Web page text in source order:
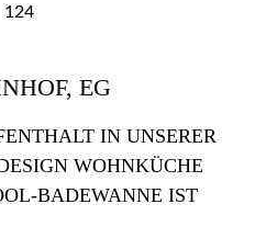
EG
IN UNSERER
WOHNKÜCHE L
BADEWANNE IST G